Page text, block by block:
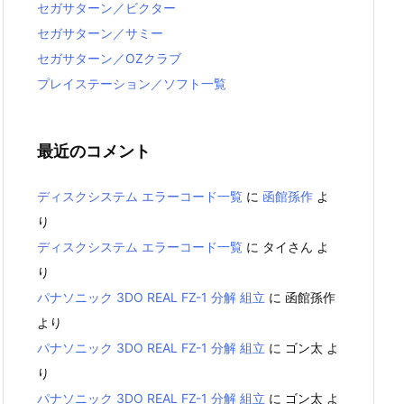
セガサターン／ビクター
セガサターン／サミー
セガサターン／OZクラブ
プレイステーション／ソフト一覧
最近のコメント
ディスクシステム エラーコード一覧 に 函館孫作 よ
り
ディスクシステム エラーコード一覧 に タイさん よ
り
パナソニック 3DO REAL FZ-1 分解 組立 に 函館孫作
より
パナソニック 3DO REAL FZ-1 分解 組立 に ゴン太 よ
り
パナソニック 3DO REAL FZ-1 分解 組立 に ゴン太 よ